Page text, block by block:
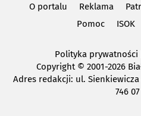
O portalu Reklama
Pomoc
ISOK
Polityka prywatności
Copyright© 2001-2026
Adres redakcji: ul. Sienkiewicza
746